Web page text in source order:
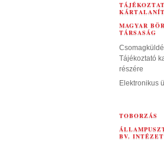
MAGYAR
TÁRSASÁG
Tájékoztató
részére
Elektronikus
TOBORZÁS
BV. INTÉZET